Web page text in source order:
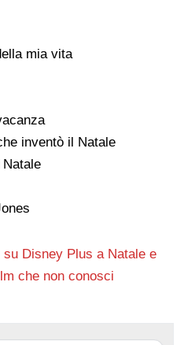
mia vita
inventò il Natale
Natale
su Disney Plus a Natale e
che non conosci